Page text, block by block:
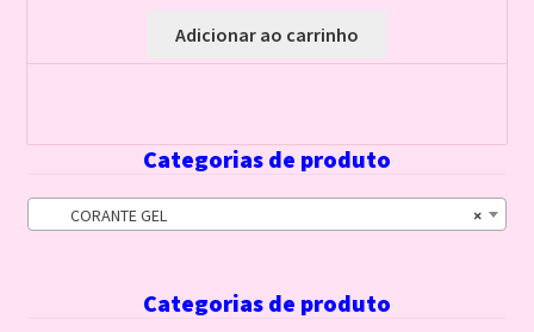
Adicionar ao carrinho
Categorias de produto
×
CORANTE GEL
Categorias de produto